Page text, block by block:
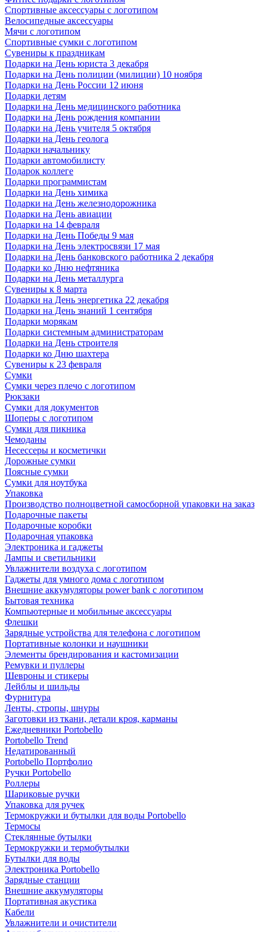
Спортивные аксессуары с логотипом
Велосипедные аксессуары
Мячи с логотипом
Спортивные сумки с логотипом
Сувениры к праздникам
Подарки на День юриста 3 декабря
Подарки на День полиции (милиции) 10 ноября
Подарки на День России 12 июня
Подарки детям
Подарки на День медицинского работника
Подарки на День рождения компании
Подарки на День учителя 5 октября
Подарки на День геолога
Подарки начальнику
Подарки автомобилисту
Подарок коллеге
Подарки программистам
Подарки на День химика
Подарки на День железнодорожника
Подарки на День авиации
Подарки на 14 февраля
Подарки на День Победы 9 мая
Подарки на День электросвязи 17 мая
Подарки на День банковского работника 2 декабря
Подарки ко Дню нефтяника
Подарки на День металлурга
Сувениры к 8 марта
Подарки на День энергетика 22 декабря
Подарки на День знаний 1 сентября
Подарки морякам
Подарки системным администраторам
Подарки на День строителя
Подарки ко Дню шахтера
Сувениры к 23 февраля
Сумки
Сумки через плечо с логотипом
Рюкзаки
Сумки для документов
Шоперы с логотипом
Сумки для пикника
Чемоданы
Несессеры и косметички
Дорожные сумки
Поясные сумки
Сумки для ноутбука
Упаковка
Производство полноцветной самосборной упаковки на заказ
Подарочные пакеты
Подарочные коробки
Подарочная упаковка
Электроника и гаджеты
Лампы и светильники
Увлажнители воздуха с логотипом
Гаджеты для умного дома с логотипом
Внешние аккумуляторы power bank с логотипом
Бытовая техника
Компьютерные и мобильные аксессуары
Флешки
Зарядные устройства для телефона с логотипом
Портативные колонки и наушники
Элементы брендирования и кастомизации
Ремувки и пуллеры
Шевроны и стикеры
Лейблы и шильды
Фурнитура
Ленты, стропы, шнуры
Заготовки из ткани, детали кроя, карманы
Ежедневники Portobello
Portobello Trend
Недатированный
Portobello Портфолио
Ручки Portobello
Роллеры
Шариковые ручки
Упаковка для ручек
Термокружки и бутылки для воды Portobello
Термосы
Стеклянные бутылки
Термокружки и термобутылки
Бутылки для воды
Электроника Portobello
Зарядные станции
Внешние аккумуляторы
Портативная акустика
Кабели
Увлажнители и очистители